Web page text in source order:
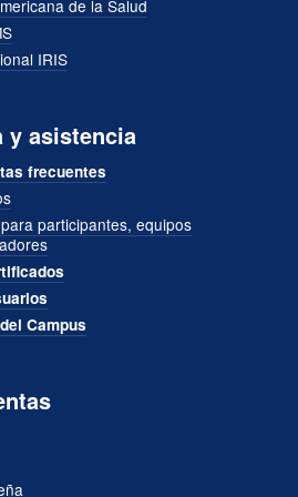
de la Salud
IRIS
y asistencia
frecuentes
participantes, equipos
Campus